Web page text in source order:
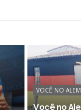
VOCÊ NO
Você no